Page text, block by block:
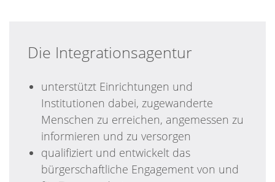
Die Integrationsagentur
unterstützt Einrichtungen und
Institutionen dabei, zugewanderte
Menschen zu erreichen, angemessen zu
informieren und zu versorgen
qualifiziert und entwickelt das
bürgerschaftliche Engagement von und